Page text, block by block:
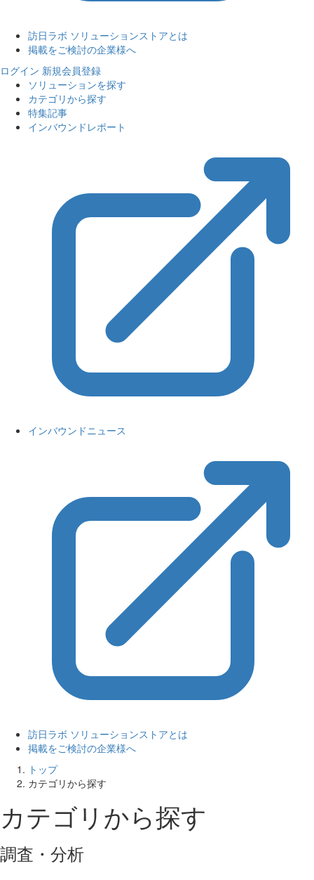
訪日ラボ ソリューションストアとは
掲載をご検討の企業様へ
ログイン 新規会員登録
ソリューションを探す
カテゴリから探す
特集記事
インバウンドレポート
インバウンドニュース
訪日ラボ ソリューションストアとは
掲載をご検討の企業様へ
トップ
カテゴリから探す
カテゴリから探す
調査・分析